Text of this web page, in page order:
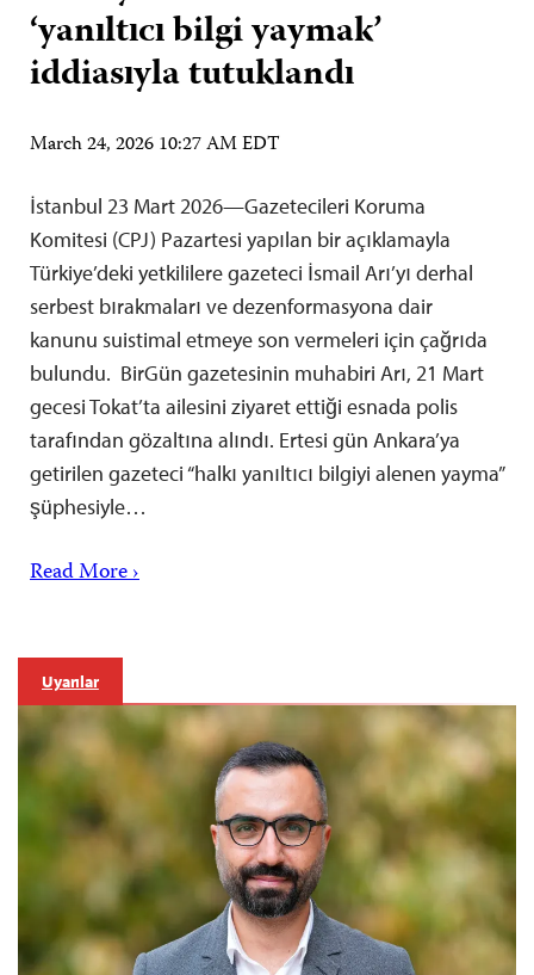
‘yanıltıcı bilgi yaymak’
iddiasıyla tutuklandı
March 24, 2026 10:27 AM EDT
İstanbul 23 Mart 2026—Gazetecileri Koruma
Komitesi (CPJ) Pazartesi yapılan bir açıklamayla
Türkiye’deki yetkililere gazeteci İsmail Arı’yı derhal
serbest bırakmaları ve dezenformasyona dair
kanunu suistimal etmeye son vermeleri için çağrıda
bulundu. BirGün gazetesinin muhabiri Arı, 21 Mart
gecesi Tokat’ta ailesini ziyaret ettiği esnada polis
tarafından gözaltına alındı. Ertesi gün Ankara’ya
getirilen gazeteci “halkı yanıltıcı bilgiyi alenen yayma”
şüphesiyle…
Read More ›
Uyarılar